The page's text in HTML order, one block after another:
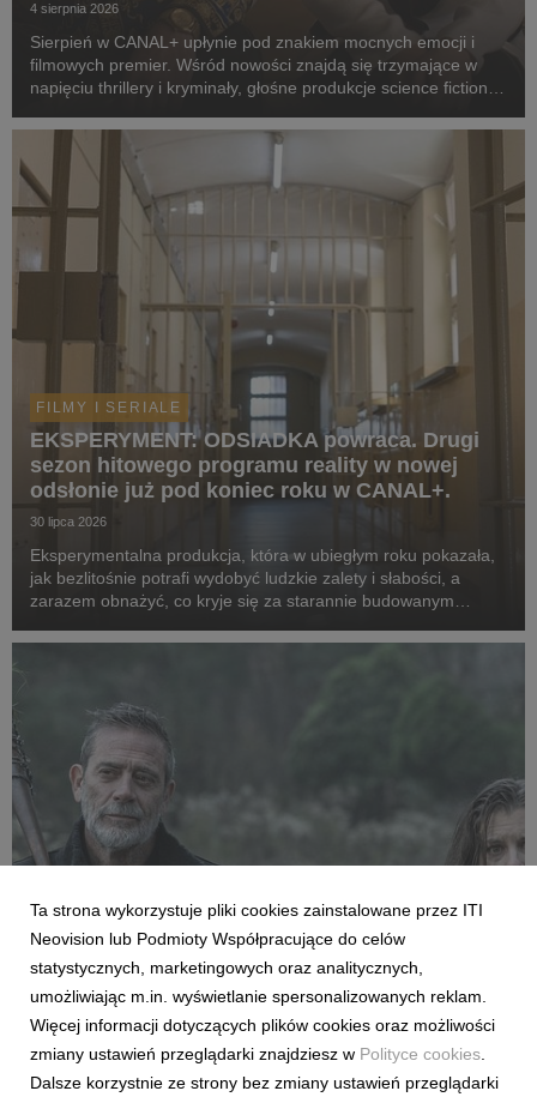
4 sierpnia 2026
Sierpień w CANAL+ upłynie pod znakiem mocnych emocji i
filmowych premier. Wśród nowości znajdą się trzymające w
napięciu thrillery i kryminały, głośne produkcje science fiction,
Widzowie zobaczą m.in. serial „Skażeni...
FILMY I SERIALE
EKSPERYMENT: ODSIADKA powraca. Drugi
sezon hitowego programu reality w nowej
odsłonie już pod koniec roku w CANAL+.
30 lipca 2026
Eksperymentalna produkcja, która w ubiegłym roku pokazała,
jak bezlitośnie potrafi wydobyć ludzkie zalety i słabości, a
zarazem obnażyć, co kryje się za starannie budowanym
razem za więzienne kraty trafią kobiety. ...
FILMY I SERIALE
Premiera pierwszego odcinka trzeciego
sezonu „The Walking Dead: Dead City” już
dziś w CANAL+
27 lipca 2026
Już dziś polscy fani kultowego uniwersum żywych trupów
zobaczą nowe przygody Maggie i Negana. Od 27 lipca w
Ta strona wykorzystuje pliki cookies zainstalowane przez ITI
Neovision lub Podmioty Współpracujące do celów
statystycznych, marketingowych oraz analitycznych,
umożliwiając m.in. wyświetlanie spersonalizowanych reklam.
Więcej informacji dotyczących plików cookies oraz możliwości
zmiany ustawień przeglądarki znajdziesz w Polityce cookies
Dalsze korzystnie ze strony bez zmiany ustawień przeglądarki